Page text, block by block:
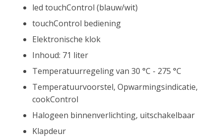
led touchControl (blauw/wit)
touchControl bediening
Elektronische klok
Inhoud: 71 liter
Temperatuurregeling van 30 °C - 275 °C
Temperatuurvoorstel, Opwarmingsindicatie,
cookControl
Halogeen binnenverlichting, uitschakelbaar
Klapdeur